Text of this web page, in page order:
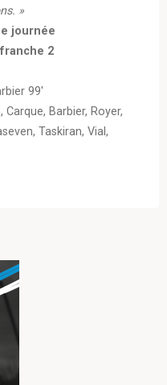
»
journée
2
99′
Barbier, Royer,
Taskiran, Vial,